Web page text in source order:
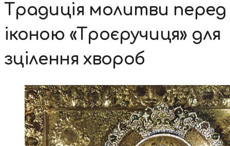
Традиція молитви перед
іконою «Троєручиця» для
зцілення хвороб